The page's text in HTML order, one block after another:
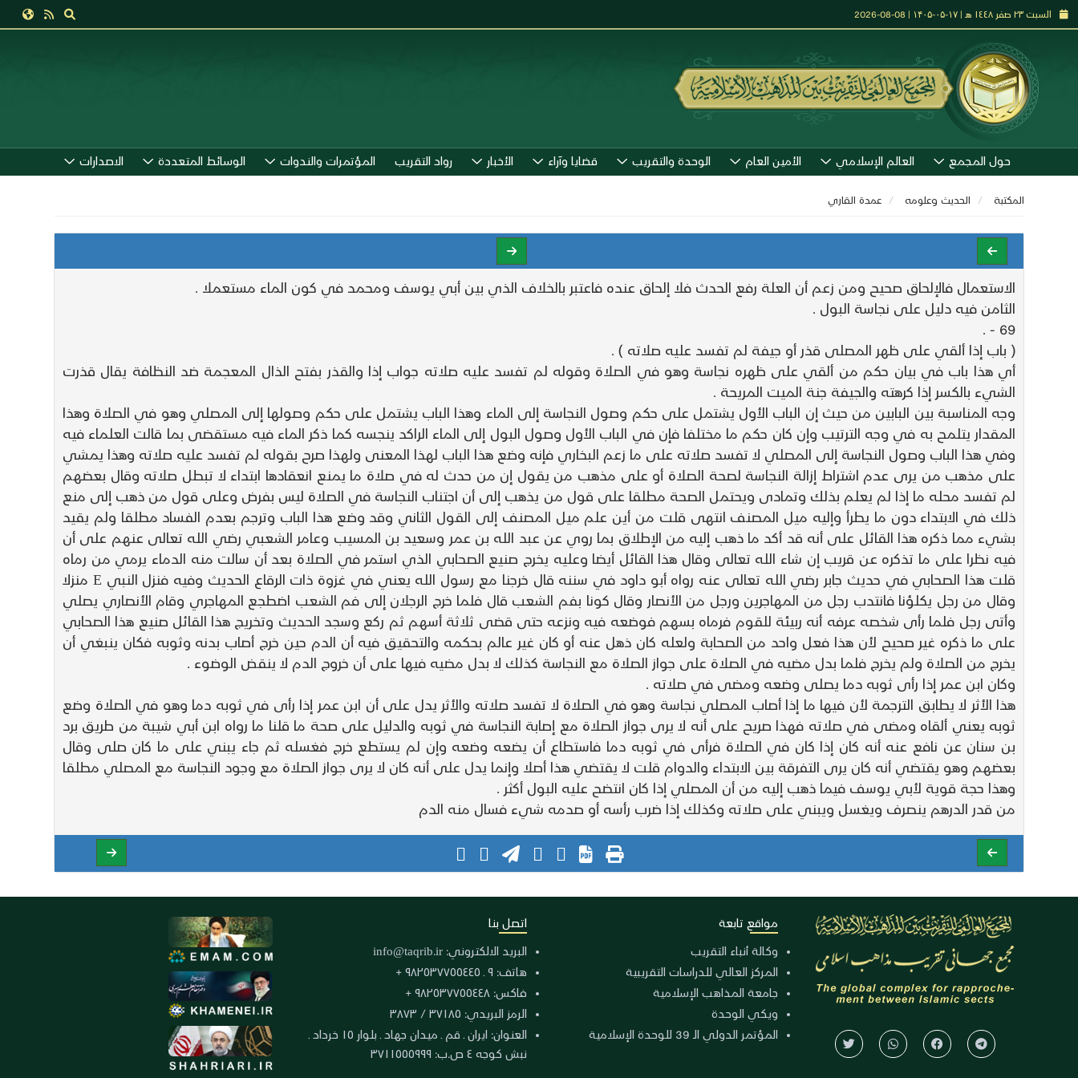
السبت ٢٣ صفر ١٤٤٨ هـ | ۱۷-۰۵-۱۴۰۵ | 08-08-2026
حول المجمع العالم الإسلامي الأمين العام الوحدة والتقريب قضايا وآراء الأخبار رواد التقريب المؤتمرات والندوات الوسائط المتعددة الاصدارات
المكتبة الحديث وعلومه عمدة القاري
الاستعمال فالإلحاق صحيح ومن زعم أن العلة رفع الحدث فلا إلحاق عنده فاعتبر بالخلاف الذي بين أبي يوسف ومحمد في كون الماء مستعملا .
الثامن فيه دليل على نجاسة البول .
69 - .
( باب إذا ألقي على ظهر المصلى قذر أو جيفة لم تفسد عليه صلاته ) .
أي هذا باب في بيان حكم من ألقي على ظهره نجاسة وهو في الصلاة وقوله لم تفسد عليه صلاته جواب إذا والقذر بفتح الذال المعجمة ضد النظافة يقال قذرت
الشيء بالكسر إذا كرهته والجيفة جنة الميت المريحة .
وجه المناسبة بين البابين من حيث إن الباب الأول يشتمل على حكم وصول النجاسة إلى الماء وهذا الباب يشتمل على حكم وصولها إلى المصلي وهو في الصلاة وهذا
المقدار يتلمح به في وجه الترتيب وإن كان حكم ما مختلفا فإن في الباب الأول وصول البول إلى الماء الراكد ينجسه كما ذكر الماء فيه مستقضى بما قالت العلماء فيه
وفي هذا الباب وصول النجاسة إلى المصلي لا تفسد صلاته على ما زعم البخاري فإنه وضع هذا الباب لهذا المعنى ولهذا صرح بقوله لم تفسد عليه صلاته وهذا يمشي
على مذهب من يرى عدم اشتراط إزالة النجاسة لصحة الصلاة أو على مذهب من يقول إن من حدث له في صلاة ما يمنع انعقادها ابتداء لا تبطل صلاته وقال بعضهم
لم تفسد محله ما إذا لم يعلم بذلك وتمادى ويحتمل الصحة مطلقا على قول من يذهب إلى أن اجتناب النجاسة في الصلاة ليس بفرض وعلى قول من ذهب إلى منع
ذلك في الابتداء دون ما يطرأ وإليه ميل المصنف انتهى قلت من أين علم ميل المصنف إلى القول الثاني وقد وضع هذا الباب وترجم بعدم الفساد مطلقا ولم يقيد
بشيء مما ذكره هذا القائل على أنه قد أكد ما ذهب إليه من الإطلاق بما روي عن عبد الله بن عمر وسعيد بن المسيب وعامر الشعبي رضي الله تعالى عنهم على أن
فيه نظرا على ما تذكره عن قريب إن شاء الله تعالى وقال هذا القائل أيضا وعليه يخرج صنيع الصحابي الذي استمر في الصلاة بعد أن سالت منه الدماء يرمي من رماه
قلت هذا الصحابي في حديث جابر رضي الله تعالى عنه رواه أبو داود في سننه قال خرجنا مع رسول الله يعني في غزوة ذات الرقاع الحديث وفيه فنزل النبي E منزلا
وقال من رجل يكلؤنا فانتدب رجل من المهاجرين ورجل من الأنصار وقال كونا بفم الشعب قال فلما خرج الرجلان إلى فم الشعب اضطجع المهاجري وقام الأنصاري يصلي
وأتى رجل فلما رأى شخصه عرفه أنه ربيئة للقوم فرماه بسهم فوضعه فيه ونزعه حتى قضى ثلاثة أسهم ثم ركع وسجد الحديث وتخريج هذا القائل صنيع هذا الصحابي
على ما ذكره غير صحيح لأن هذا فعل واحد من الصحابة ولعله كان ذهل عنه أو كان غير عالم بحكمه والتحقيق فيه أن الدم حين خرج أصاب بدنه وثوبه فكان ينبغي أن
يخرج من الصلاة ولم يخرج فلما بدل مضيه في الصلاة على جواز الصلاة مع النجاسة كذلك لا بدل مضيه فيها على أن خروج الدم لا ينقض الوضوء .
وكان ابن عمر إذا رأى ثوبه دما يصلى وضعه ومضى في صلاته .
هذا الأثر لا يطابق الترجمة لأن فيها ما إذا أصاب المصلي نجاسة وهو في الصلاة لا تفسد صلاته والأثر يدل على أن ابن عمر إذا رأى في ثوبه دما وهو في الصلاة وضع
ثوبه يعني ألقاه ومضى في صلاته فهذا صريح على أنه لا يرى جواز الصلاة مع إصابة النجاسة في ثوبه والدليل على صحة ما قلنا ما رواه ابن أبي شيبة من طريق برد
بن سنان عن نافع عنه أنه كان إذا كان في الصلاة فرأى في ثوبه دما فاستطاع أن يضعه وضعه وإن لم يستطع خرج فغسله ثم جاء يبني على ما كان صلى وقال
بعضهم وهو يقتضي أنه كان يرى التفرقة بين الابتداء والدوام قلت لا يقتضي هذا أصلا وإنما يدل على أنه كان لا يرى جواز الصلاة مع وجود النجاسة مع المصلي مطلقا
وهذا حجة قوية لأبي يوسف فيما ذهب إليه من أن المصلي إذا كان انتضح عليه البول أكثر .
من قدر الدرهم ينصرف ويغسل ويبني على صلاته وكذلك إذا ضرب رأسه أو صدمه شيء فسال منه الدم
مواقع تابعة
وكالة أنباء التقريب
المركز العالي للدراسات التقريبية
جامعة المذاهب الإسلامية
ويكي الوحدة
المؤتمر الدولي الـ 39 للوحدة الإسلامية
اتصل بنا
البريد الالكتروني: info@taqrib.ir
هاتف: ٩ ـ ٩٨٢٥٣٧٧٥٥٤٤٥ +
فاكس: ٩٨٢٥٣٧٧٥٥٤٤٨ +
الرمز البريدي: ٣٧١٨٥ / ٣٨٧٣
العنوان: ايران ـ قم ـ ميدان جهاد ـ بلوار ١٥ خرداد ـ
نبش كوجه ٤ ص.ب: ٣٧١١٥٥٥٩٩٩